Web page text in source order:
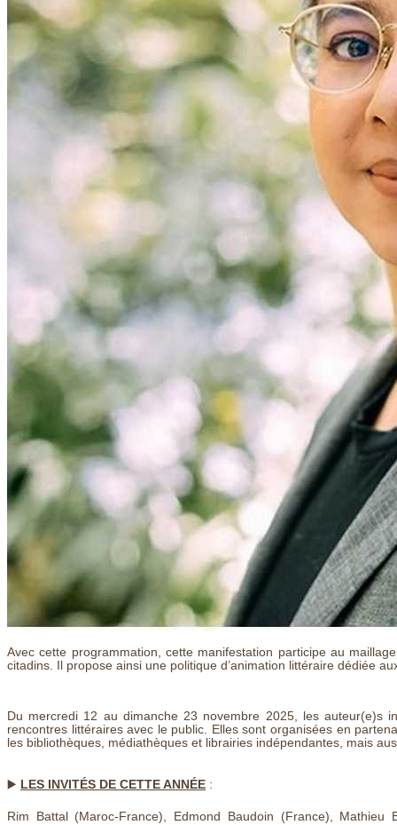
Avec cette programmation, cette manifestation participe au
citadins. Il propose ainsi une politique d’animation littéraire dédiée
Du mercredi 12 au dimanche 23 novembre 2025, les auteur(e)s
rencontres littéraires avec le public. Elles sont organisées en
les bibliothèques, médiathèques et librairies indépendantes, mais
▶️ LES INVITÉS DE CETTE ANNÉE :
Rim Battal (Maroc-France), Edmond Baudoin (France),